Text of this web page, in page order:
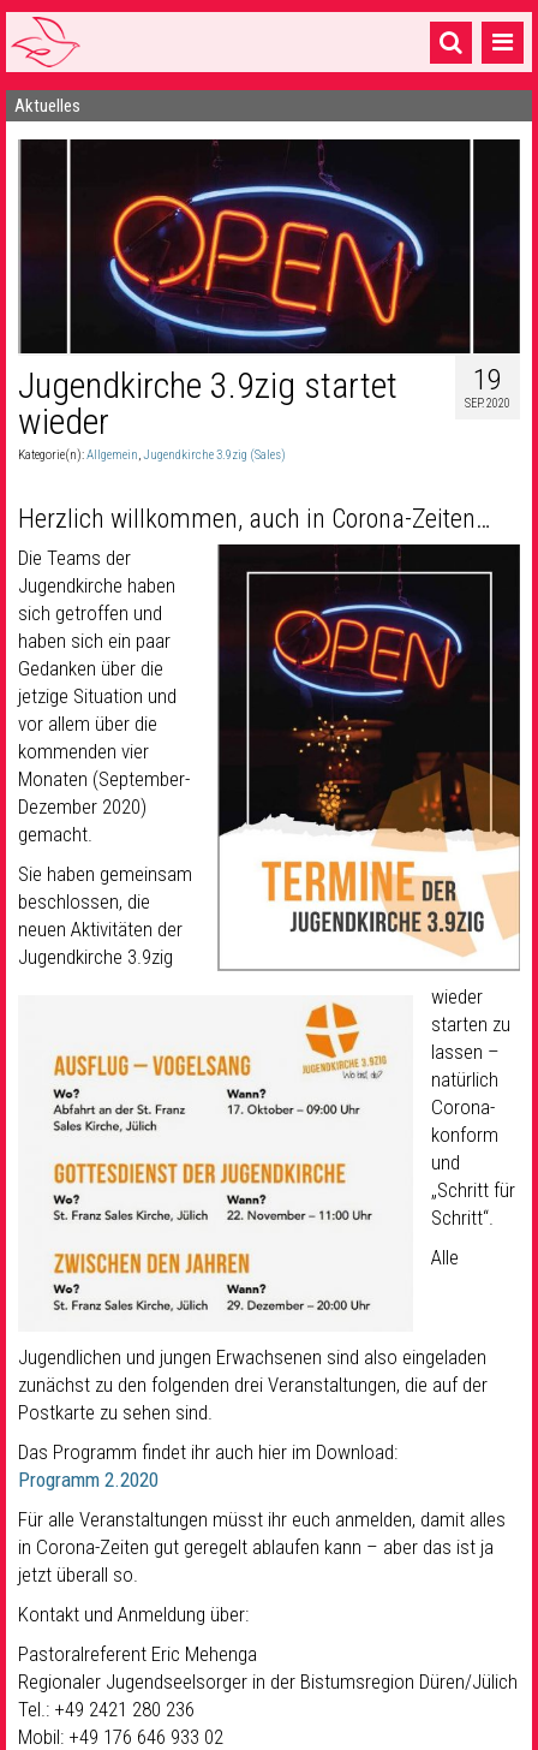
Startseite
16 Gemeinden & mehr
Gottesdienste & Sinnsuche
Sakramente & Feste
Gemeinschaft & Soziales
Musik& Kultur
Seelsorge & Kontakt
Aktuelles
19
SEP. 2020
Jugendkirche 3.9zig startet
wieder
Kategorie(n):Allgemein,Jugendkirche 3.9zig (Sales)
Herzlich willkommen, auch in Corona-Zeiten…
Die Teams der
Jugendkirche haben
sich getroffen und
haben sich ein paar
Gedanken über die
jetzige Situation und
vor allem über die
kommenden vier
Monaten (September-
Dezember 2020)
gemacht.
Sie haben gemeinsam
beschlossen, die
neuen Aktivitäten der
Jugendkirche 3.9zig
wieder
starten zu
lassen –
natürlich
Corona-
konform
und
„Schritt für
Schritt“.
Alle
Jugendlichen und jungen Erwachsenen sind also eingeladen
zunächst zu den folgenden drei Veranstaltungen, die auf der
Postkarte zu sehen sind.
Das Programm findet ihr auch hier im Download:
Programm 2.2020
Für alle Veranstaltungen müsst ihr euch anmelden, damit alles
in Corona-Zeiten gut geregelt ablaufen kann – aber das ist ja
jetzt überall so.
Kontakt und Anmeldung über:
Pastoralreferent Eric Mehenga
Regionaler Jugendseelsorger in der Bistumsregion Düren/Jülich
Tel.: +49 2421 280 236
Mobil: +49 176 646 933 02